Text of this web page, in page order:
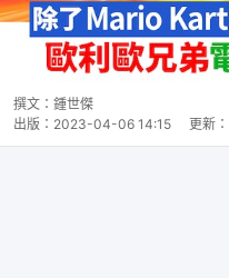
撰文： 鍾世傑
出版： 2023-04-06 14:15 更新：